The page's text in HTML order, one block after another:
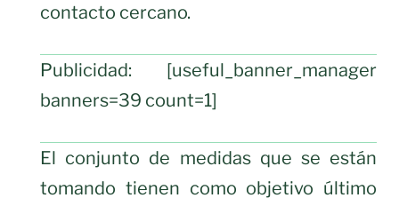
contacto cercano.
Publicidad: [useful_banner_manager
banners=39 count=1]
El conjunto de medidas que se están
tomando tienen como objetivo último